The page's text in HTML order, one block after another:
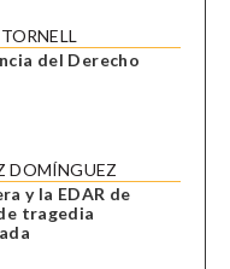
del Derecho
DOMÍNGUEZ
y la EDAR de
tragedia